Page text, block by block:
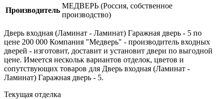
Производитель
МЕДВЕРЬ (Россия, собственное
производство)
Дверь входная (Ламинат - Ламинат) Гаражная дверь - 5 по
цене 200 000 Компания "Медверь" - производитель входных
дверей - изготовит, доставит и установит двери по выгодной
цене. Имеется нескольк вариантов отделок, цветов и
сопутствующих товаров для Дверь входная (Ламинат -
Ламинат) Гаражная дверь - 5.
Текущая отделка